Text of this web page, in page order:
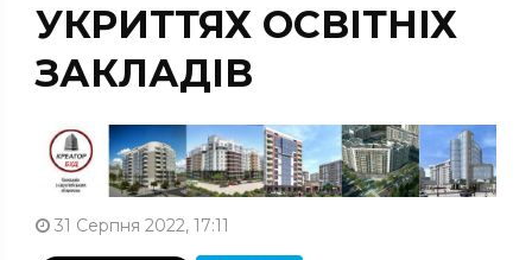
УКРИТТЯХ ОСВІТНІХ
ЗАКЛАДІВ
31 Серпня 2022, 17:11